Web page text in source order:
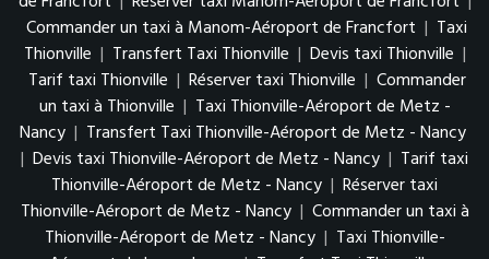
Commander un taxi à Manom-Aéroport de Francfort | Taxi
Thionville | Transfert Taxi Thionville | Devis taxi Thionville |
Tarif taxi Thionville | Réserver taxi Thionville | Commander
un taxi à Thionville | Taxi Thionville-Aéroport de Metz -
Nancy | Transfert Taxi Thionville-Aéroport de Metz - Nancy
| Devis taxi Thionville-Aéroport de Metz - Nancy | Tarif taxi
Thionville-Aéroport de Metz - Nancy | Réserver taxi
Thionville-Aéroport de Metz - Nancy | Commander un taxi à
Thionville-Aéroport de Metz - Nancy | Taxi Thionville-